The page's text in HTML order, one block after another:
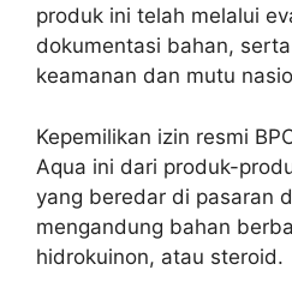
produk ini telah melalui
dokumentasi bahan,
keamanan dan mutu
Kepemilikan izin resmi
Aqua ini dari produk-
yang beredar di pasaran
mengandung bahan
hidrokuinon, atau steroid.